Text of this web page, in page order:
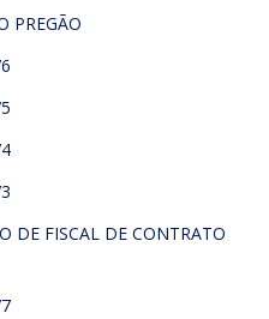
PREGÃO
DE FISCAL DE CONTRATO